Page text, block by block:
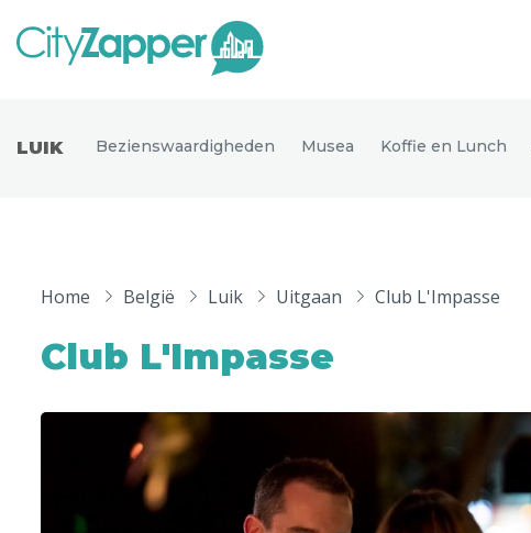
Nederland
Europa
Andere wereldsteden
Uitgelichte bestemmingen
LUIK Bezienswaardigheden Musea Koffie en Lunch
Home België Luik Uitgaan Club L'Impasse
Club L'Impasse